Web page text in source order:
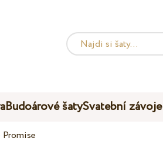
Budoárové šatySvatební závoje
Promise